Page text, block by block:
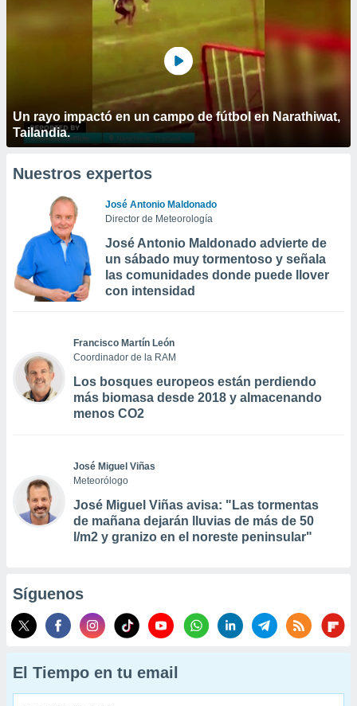
Un rayo impactó en un campo de fútbol en Narathiwat,
Tailandia.
Nuestros expertos
José Antonio Maldonado
Director de Meteorología
José Antonio Maldonado advierte de
un sábado muy tormentoso y señala
las comunidades donde puede llover
con intensidad
Francisco Martín León
Coordinador de la RAM
Los bosques europeos están perdiendo
más biomasa desde 2018 y almacenando
menos CO2
José Miguel Viñas
Meteorólogo
José Miguel Viñas avisa: "Las tormentas
de mañana dejarán lluvias de más de 50
l/m2 y granizo en el noreste peninsular"
Síguenos
El Tiempo en tu email